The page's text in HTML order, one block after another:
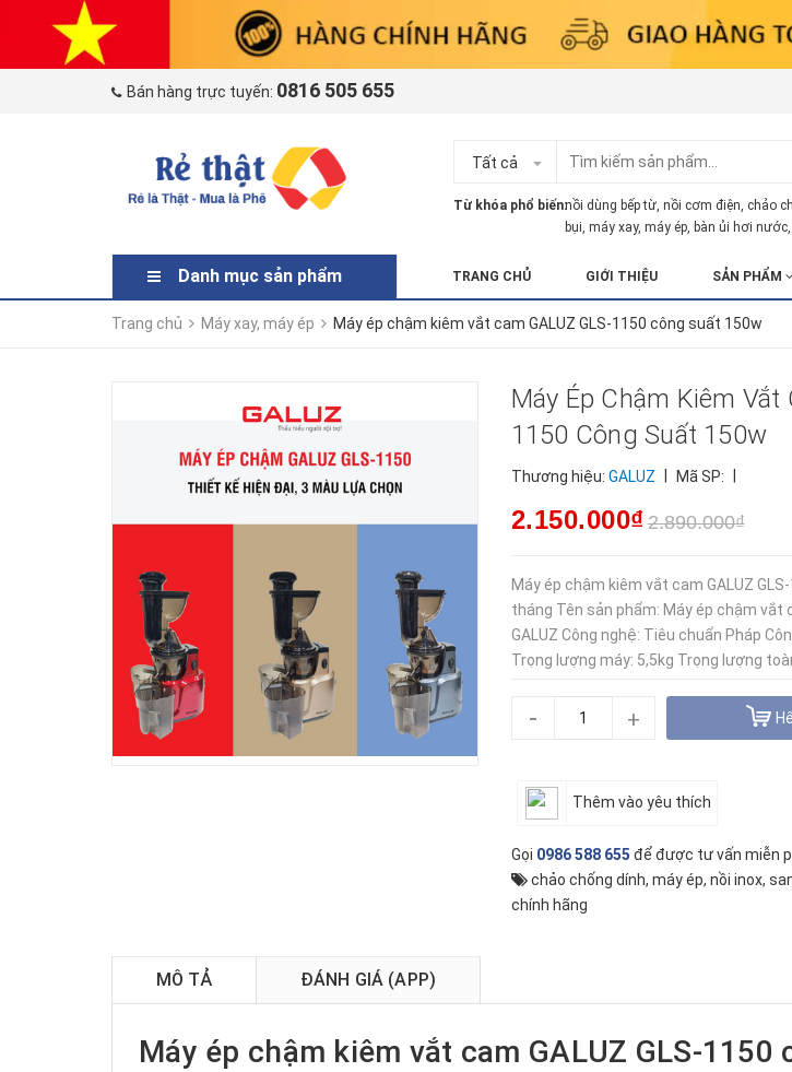
Bán hàng trực tuyến: 0816 505 655
Tất cả
Từ khóa phổ biến:nồi dùng bếp từ, nồi cơm điện, chảo
bụi, máy xay, máy ép, bàn ủi hơi nước,
Danh mục sản phẩm TRANG CHỦ GIỚI THIỆU SẢN PHẨM
Trang chủ Máy xay, máy ép Máy ép chậm kiêm vắt cam GALUZ GLS-1150 công suất 150w
Máy Ép Chậm Kiêm Vắt
1150 Công Suất 150w
Thương hiệu: GALUZ Mã SP:
2.150.000₫2.890.000₫
Máy ép chậm kiêm vắt cam GALUZ
tháng Tên sản phẩm: Máy ép chậm vắt
GALUZ Công nghệ: Tiêu chuẩn Pháp
Trọng lượng máy: 5,5kg Trọng lượng
- +
Thêm vào yêu thích
Gọi 0986 588 655 để được tư vấn miễn
chảo chống dính, máy ép, nồi inox,
chính hãng
MÔ TẢ ĐÁNH GIÁ (APP)
Máy ép chậm kiêm vắt cam GALUZ GLS-1150